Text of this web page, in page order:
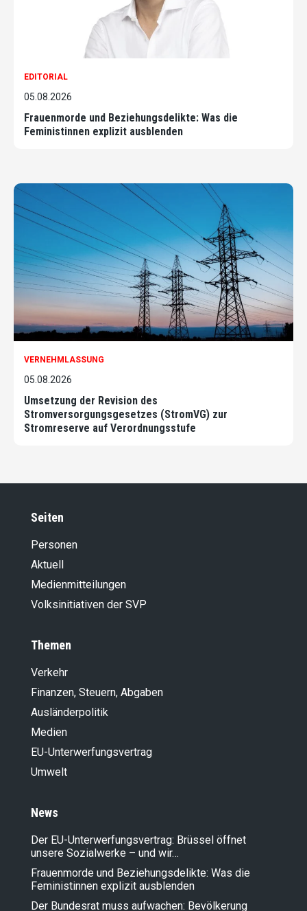
EDITORIAL
05.08.2026
Frauenmorde und Beziehungsdelikte: Was die
Feministinnen explizit ausblenden
VERNEHMLASSUNG
05.08.2026
Umsetzung der Revision des
Stromversorgungsgesetzes (StromVG) zur
Stromreserve auf Verordnungsstufe
Seiten
Personen
Aktuell
Medienmitteilungen
Volksinitiativen der SVP
Themen
Verkehr
Finanzen, Steuern, Abgaben
Ausländer­politik
Medien
EU-Unterwerfungsvertrag
Umwelt
News
Der EU-Unterwerfungsvertrag: Brüssel öffnet
unsere Sozialwerke – und wir…
Frauenmorde und Beziehungsdelikte: Was die
Feministinnen explizit ausblenden
Der Bundesrat muss aufwachen: Bevölkerung